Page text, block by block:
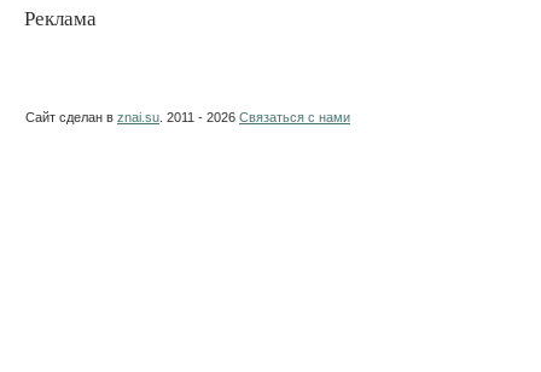
Реклама
Сайт сделан в znai.su . 2011 - 2026 Связаться с нами